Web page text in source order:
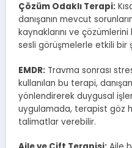
Çözüm Odaklı Terapi:
danışanın mevcut
kaynaklarını ve
sesli görüşmelerle etkili bir
EMDR: Travma sonrası
kullanılan bu terapi,
yönlendirerek duygusal
uygulamada, terapist göz
talimatlar verebilir.